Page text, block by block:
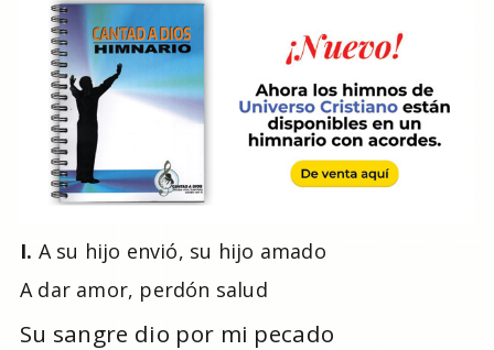
I. A su hijo envió, su hijo amado
A dar amor, perdón salud
Su sangre dio por mi pecado